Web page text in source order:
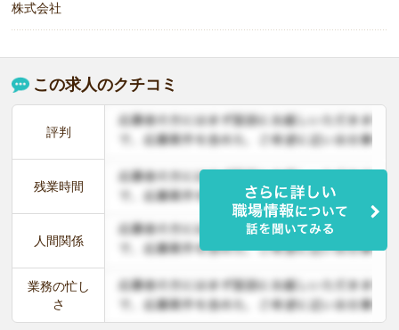
株式会社
この求人のクチコミ
評判
残業時間
人間関係
業務の忙し
さ